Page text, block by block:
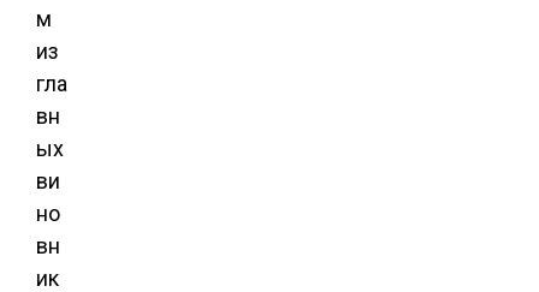
м
из
гла
вн
ых
ви
но
вн
ик